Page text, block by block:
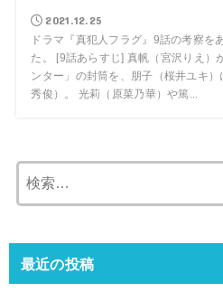
2021.12.25
ドラマ『真犯人フラグ』9話の考察を
た。 [9話あらすじ] 真帆（宮沢りえ）
ンター」の封筒を、朋子（桜井ユキ
秀俊）。 光莉（原菜乃華）や篤...
索:
最近の投稿